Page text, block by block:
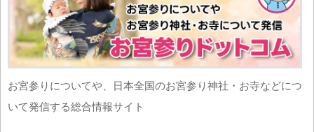
お宮参りについてや、日本全国のお宮参り神社・お寺などにつ
いて発信する総合情報サイト